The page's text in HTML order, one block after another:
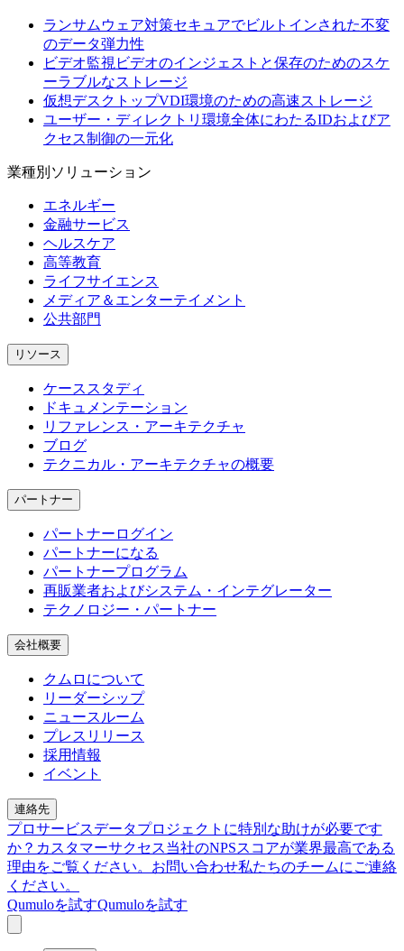
ランサムウェア対策セキュアでビルトインされた不変
のデータ弾力性
ビデオ監視 ビデオのインジェストと保存のためのスケ
ーラブルなストレージ
仮想デスクトップVDI環境のための高速ストレージ
ユーザー・ディレクトリ 環境全体にわたるIDおよびア
クセス制御の一元化
業種別ソリューション
エネルギー
金融サービス
ヘルスケア
高等教育
ライフサイエンス
メディア＆エンターテイメント
公共部門
リソース
ケーススタディ
ドキュメンテーション
リファレンス・アーキテクチャ
ブログ
テクニカル・アーキテクチャの概要
パートナー
パートナーログイン
パートナーになる
パートナープログラム
再販業者およびシステム・インテグレーター
テクノロジー・パートナー
会社概要
クムロについて
リーダーシップ
ニュースルーム
プレスリリース
採用情報
イベント
連絡先
プロサービスデータプロジェクトに特別な助けが必要です
か？ カスタマーサクセス当社のNPSスコアが業界最高である
理由をご覧ください。 お問い合わせ私たちのチームにご連絡
ください。
Qumuloを試すQumuloを試す